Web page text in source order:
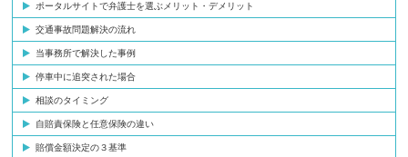
ポータルサイトで弁護士を選ぶメリット・デメリット
交通事故問題解決の流れ
当事務所で解決した事例
停車中に追突された場合
相談のタイミング
自賠責保険と任意保険の違い
賠償金額決定の３基準